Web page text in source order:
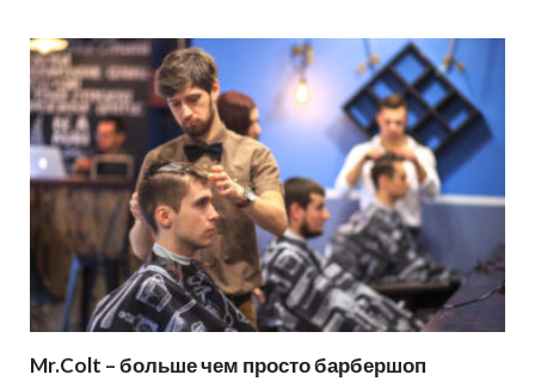
Mr.Colt – больше чем просто барбершоп